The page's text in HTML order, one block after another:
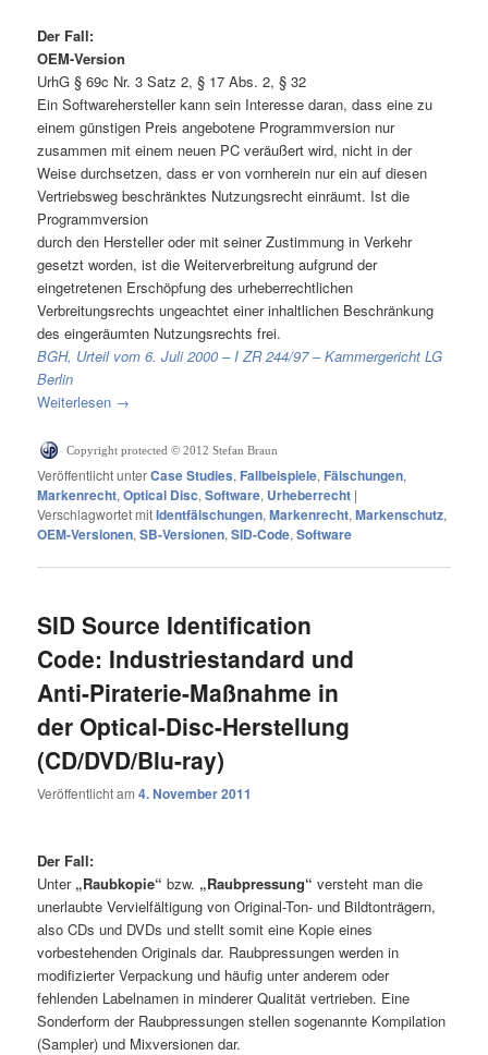
Der Fall:
OEM-Version
UrhG § 69c Nr. 3 Satz 2, § 17 Abs. 2, § 32
Ein Softwarehersteller kann sein Interesse daran, dass eine zu
einem günstigen Preis angebotene Programmversion nur
zusammen mit einem neuen PC veräußert wird, nicht in der
Weise durchsetzen, dass er von vornherein nur ein auf diesen
Vertriebsweg beschränktes Nutzungsrecht einräumt. Ist die
Programmversion
durch den Hersteller oder mit seiner Zustimmung in Verkehr
gesetzt worden, ist die Weiterverbreitung aufgrund der
eingetretenen Erschöpfung des urheberrechtlichen
Verbreitungsrechts ungeachtet einer inhaltlichen Beschränkung
des eingeräumten Nutzungsrechts frei.
BGH, Urteil vom 6. Juli 2000 – I ZR 244/97 – Kammergericht LG
Berlin
Weiterlesen →
Copyright protected © 2012 Stefan Braun
Veröffentlicht unterCase Studies, Fallbeispiele, Fälschungen,
Markenrecht,Optical Disc,Software, Urheberrecht |
Verschlagwortet mitIdentfälschungen,Markenrecht,Markenschutz,
OEM-Versionen,SB-Versionen,SID-Code,Software
SID Source Identification
Code: Industriestandard und
Anti-Piraterie-Maßnahme in
der Optical-Disc-Herstellung
(CD/DVD/Blu-ray)
Veröffentlicht am4. November 2011
Der Fall:
Unter „Raubkopie“ bzw. „Raubpressung“ versteht man die
unerlaubte Vervielfältigung von Original-Ton- und Bildtonträgern,
also CDs und DVDs und stellt somit eine Kopie eines
vorbestehenden Originals dar. Raubpressungen werden in
modifizierter Verpackung und häufig unter anderem oder
fehlenden Labelnamen in minderer Qualität vertrieben. Eine
Sonderform der Raubpressungen stellen sogenannte Kompilation
(Sampler) und Mixversionen dar.